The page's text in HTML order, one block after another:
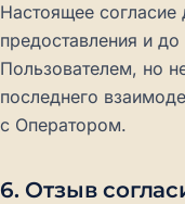
Настоящее согласие
предоставления и
Пользователем, но
последнего
с Оператором.
6. Отзыв